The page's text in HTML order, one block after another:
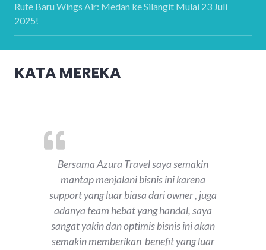
Rute Baru Wings Air: Medan ke Silangit Mulai 23 Juli
2025!
KATA MEREKA
Bersama Azura Travel saya semakin
mantap menjalani bisnis ini karena
support yang luar biasa dari owner , juga
adanya team hebat yang handal, saya
sangat yakin dan optimis bisnis ini akan
semakin memberikan benefit yang luar